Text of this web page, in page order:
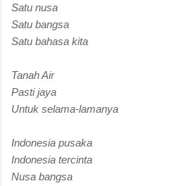
Satu nusa
Satu bangsa
Satu bahasa kita
Tanah Air
Pasti jaya
Untuk selama-lamanya
Indonesia pusaka
Indonesia tercinta
Nusa bangsa